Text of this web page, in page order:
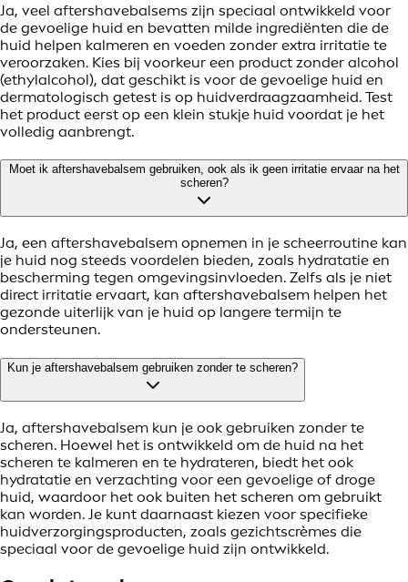
Ja, veel aftershavebalsems zijn speciaal ontwikkeld voor
de gevoelige huid en bevatten milde ingrediënten die de
huid helpen kalmeren en voeden zonder extra irritatie te
veroorzaken. Kies bij voorkeur een product zonder alcohol
(ethylalcohol), dat geschikt is voor de gevoelige huid en
dermatologisch getest is op huidverdraagzaamheid. Test
het product eerst op een klein stukje huid voordat je het
volledig aanbrengt.
Moet ik aftershavebalsem gebruiken, ook als ik geen irritatie ervaar na het
scheren?
Ja, een aftershavebalsem opnemen in je scheerroutine kan
je huid nog steeds voordelen bieden, zoals hydratatie en
bescherming tegen omgevingsinvloeden. Zelfs als je niet
direct irritatie ervaart, kan aftershavebalsem helpen het
gezonde uiterlijk van je huid op langere termijn te
ondersteunen.
Kun je aftershavebalsem gebruiken zonder te scheren?
Ja, aftershavebalsem kun je ook gebruiken zonder te
scheren. Hoewel het is ontwikkeld om de huid na het
scheren te kalmeren en te hydrateren, biedt het ook
hydratatie en verzachting voor een gevoelige of droge
huid, waardoor het ook buiten het scheren om gebruikt
kan worden. Je kunt daarnaast kiezen voor specifieke
huidverzorgingsproducten, zoals gezichtscrèmes die
speciaal voor de gevoelige huid zijn ontwikkeld.